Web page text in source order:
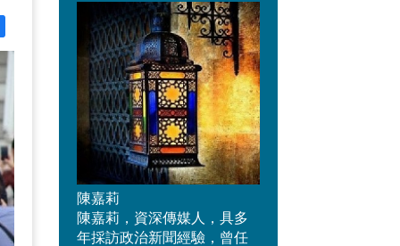
陳嘉莉
陳嘉莉，資深傳媒人，具多
年採訪政治新聞經驗，曾任